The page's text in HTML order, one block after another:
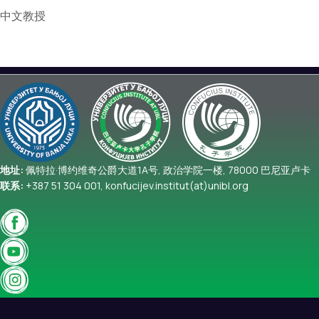
中文教授
地址: 佩特拉·博约维奇公爵大道1A号, 政治学院一楼, 78000 巴尼亚卢卡
联系: +387 51 304 001, konfucijev.institut(at)unibl.org